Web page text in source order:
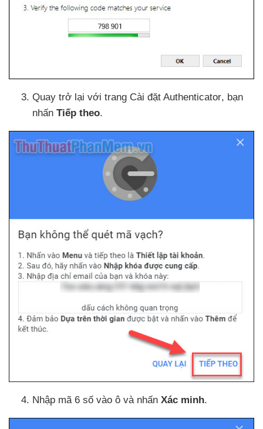
Quay trở lại với trang Cài đặt Authenticator, bạn
nhấn Tiếp theo.
Nhập mã 6 số vào ô và nhấn Xác minh.